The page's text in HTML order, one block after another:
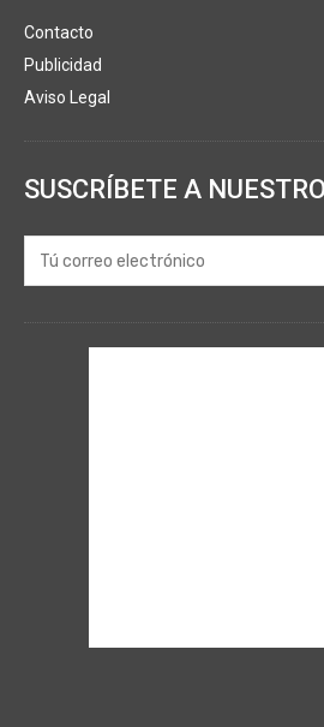
Contacto
Publicidad
Aviso Legal
SUSCRÍBETE A